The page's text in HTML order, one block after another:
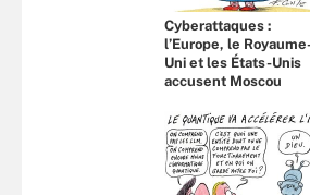
Cyberattaques :
l’Europe, le
Uni et les États-Unis
accusent Moscou